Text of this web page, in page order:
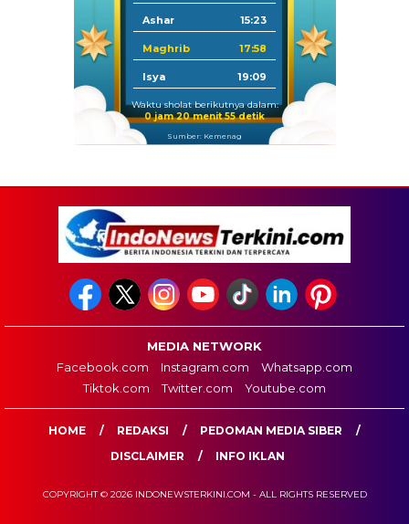
Ashar 15:23
Maghrib 17:58
Isya 19:09
Waktu sholat berikutnya dalam:
0 jam 20 menit 54 detik
Sumber: Kemenag
MEDIA NETWORK
Facebook.com
Instagram.com
Whatsapp.com
Tiktok.com
Twitter.com Youtube.com
HOME REDAKSI
PEDOMAN MEDIA SIBER
DISCLAIMER
INFO IKLAN
COPYRIGHT © 2026 INDONEWSTERKINI.COM - ALL RIGHTS RESERVED